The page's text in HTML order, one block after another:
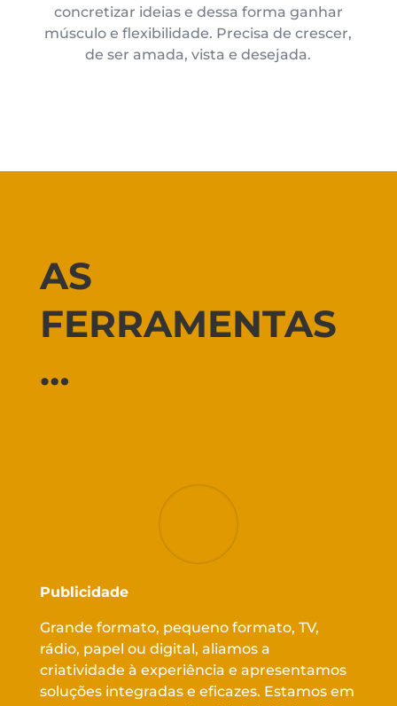
concretizar ideias e dessa forma ganhar
músculo e flexibilidade. Precisa de crescer,
de ser amada, vista e desejada.
AS
FERRAMENTAS
…
Publicidade
Grande formato, pequeno formato, TV,
rádio, papel ou digital, aliamos a
criatividade à experiência e apresentamos
soluções integradas e eficazes. Estamos em